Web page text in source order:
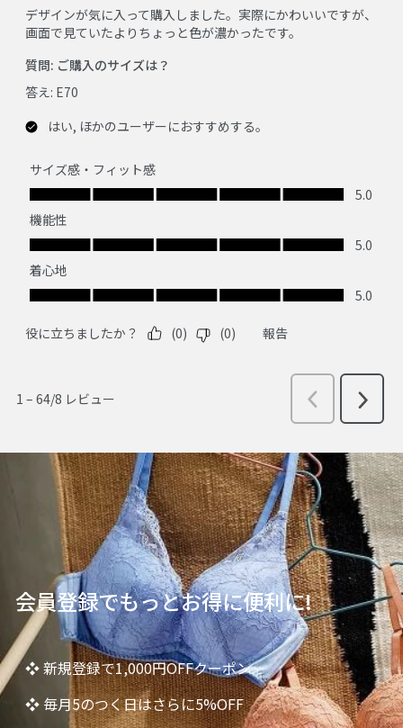
会員登録でもっとお得に便利に!
❖ 新規登録で1,000円OFFクーポン
❖ 毎月5のつく日はさらに5%OFF